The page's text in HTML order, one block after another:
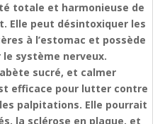
totale et harmonieuse de
Elle peut désintoxiquer les
à l’estomac et possède
système nerveux.
sucré, et calmer
efficace pour lutter contre
palpitations. Elle pourrait
la sclérose en plaque, et